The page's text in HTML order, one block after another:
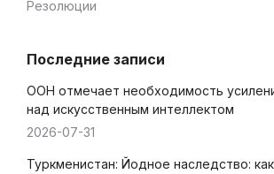
Резолюции
Последние записи
ООН отмечает необходимость
над искусственным интеллектом
2026-07-31
Туркменистан: Йодное наследство: